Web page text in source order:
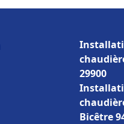
29900
Bicêtre